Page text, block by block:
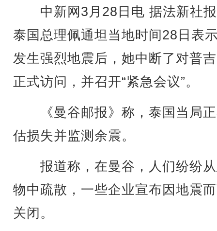
中新网3月28日电 据法新社
泰国总理佩通坦当地时间28日表
发生强烈地震后，她中断了对普
正式访问，并召开“紧急会议”。
《曼谷邮报》称，泰国当局
估损失并监测余震。
报道称，在曼谷，人们纷纷
物中疏散，一些企业宣布因地震
关闭。